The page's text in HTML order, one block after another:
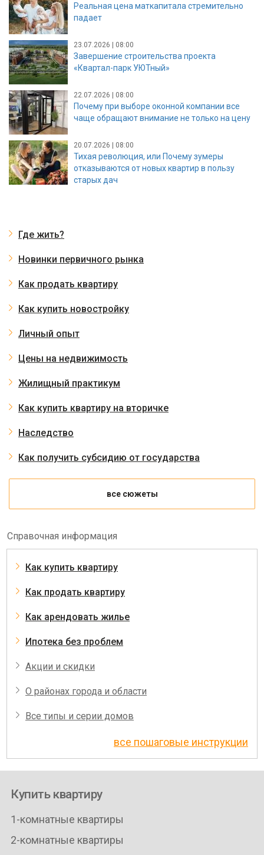
Реальная цена маткапитала стремительно
падает
23.07.2026 | 08:00
Завершение строительства проекта
«Квартал-парк УЮТный»
22.07.2026 | 08:00
Почему при выборе оконной компании все
чаще обращают внимание не только на цену
20.07.2026 | 08:00
Тихая революция, или Почему зумеры
отказываются от новых квартир в пользу
старых дач
Где жить?
Новинки первичного рынка
Как продать квартиру
Как купить новостройку
Личный опыт
Цены на недвижимость
Жилищный практикум
Как купить квартиру на вторичке
Наследство
Как получить субсидию от государства
все сюжеты
Справочная информация
Как купить квартиру
Как продать квартиру
Как арендовать жилье
Ипотека без проблем
Акции и скидки
О районах города и области
Все типы и серии домов
все пошаговые инструкции
Купить квартиру
1-комнатные квартиры
2-комнатные квартиры